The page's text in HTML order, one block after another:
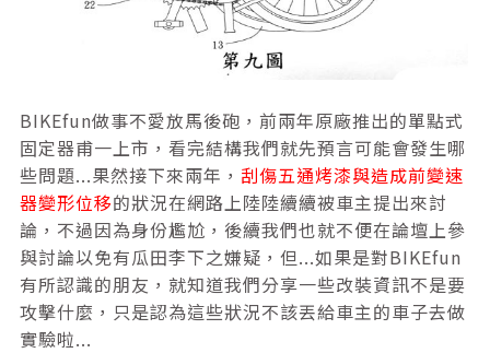
BIKEfun做事不愛放馬後砲，前兩年原廠推出的單點式
固定器甫一上市，看完結構我們就先預言可能會發生哪
些問題...果然接下來兩年， 刮傷五通烤漆與造成前變速
器變形位移的狀況在網路上陸陸續續被車主提出來討
論，不過因為身份尷尬，後續我們也就不便在論壇上參
與討論以免有瓜田李下之嫌疑，但...如果是對BIKEfun
有所認識的朋友，就知道我們分享一些改裝資訊不是要
攻擊什麼，只是認為這些狀況不該丟給車主的車子去做
實驗啦...